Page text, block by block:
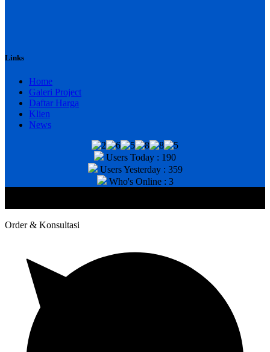
Links
Home
Galeri Project
Daftar Harga
Klien
News
Users Today : 190
Users Yesterday : 359
Who's Online : 3
Order & Konsultasi